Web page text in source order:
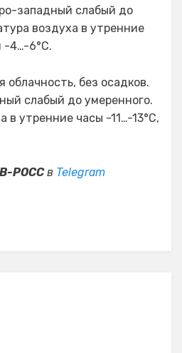
западный слабый до
воздуха в утренние
-4…-6°C.
облачность, без осадков.
слабый до умеренного.
в утренние часы -11…-13°C,
РОССв Telegram